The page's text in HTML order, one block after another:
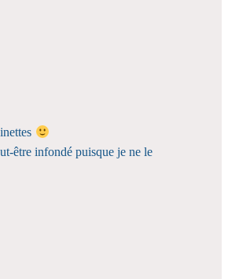
être infondé puisque je ne le